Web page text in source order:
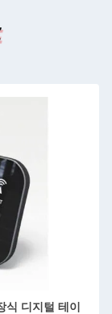
디지털 달력